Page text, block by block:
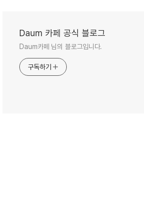
Daum 카페 공식 블로그
Daum카페 님의 블로그입니다.
구독하기